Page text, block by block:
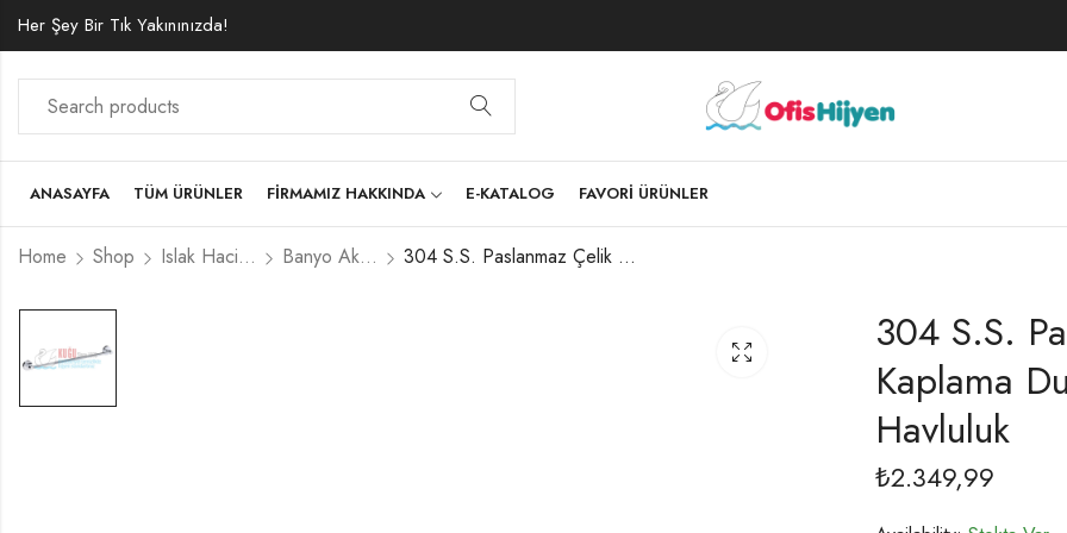
Her Şey Bir Tık Yakınınızda!
ANASAYFA TÜM ÜRÜNLER FIRMAMIZ HAKKINDA E-KATALOG FAVORI ÜRÜNLER
Home Shop Islak Hacim Ekipmanları Banyo Aksesuarları 304 S.S. Paslanmaz Çelik Üzeri Krom Kaplama Duvara Monte 50 Cm Uzun Havluluk
304 S.S.
Kaplama
Havluluk
₺2.349,99